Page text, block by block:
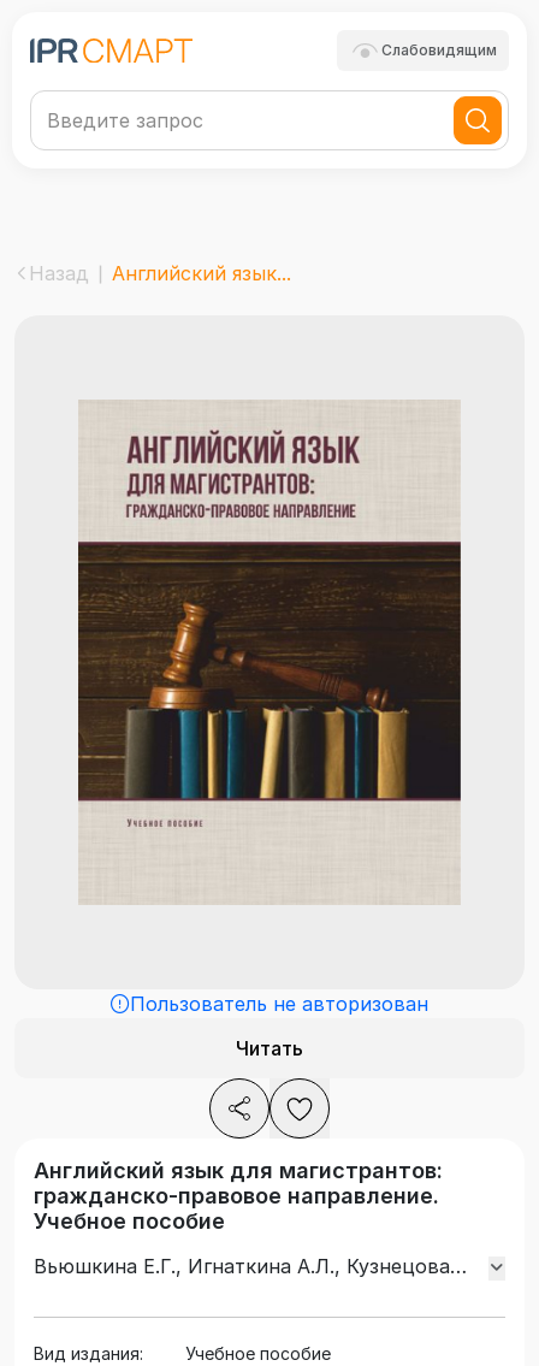
Слабовидящим
Назад Английский язык...
Пользователь не авторизован
Читать
Английский язык для магистрантов:
гражданско-правовое направление.
Учебное пособие
Вьюшкина Е.Г., Игнаткина А.Л., Кузнецова
Вид издания:
Учебное пособие